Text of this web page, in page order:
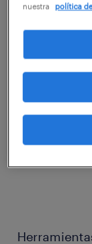
dirección a
realizados,
mucho
empleado,
coste de
nuestra
política